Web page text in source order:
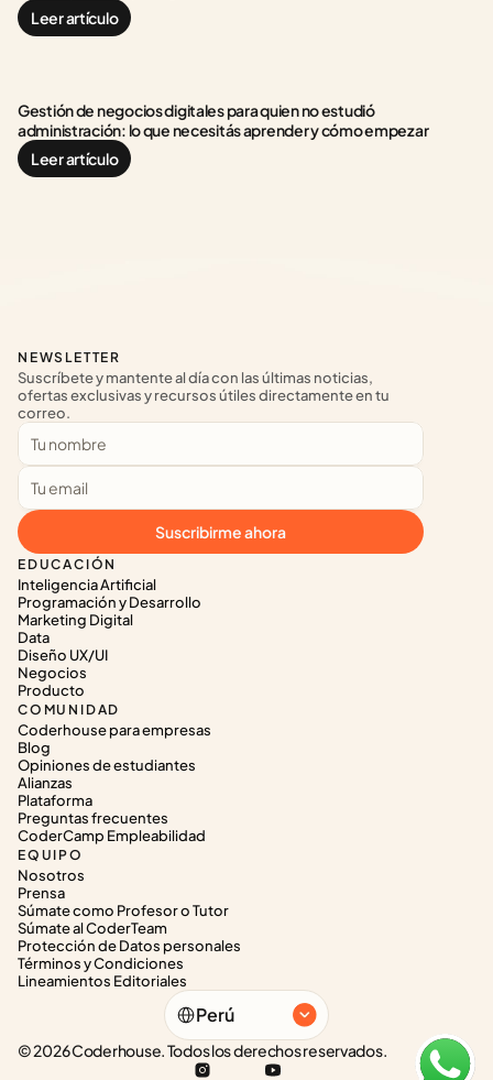
Leer artículo
Gestión de negocios digitales para quien no estudió
administración: lo que necesitás aprender y cómo empezar
Leer artículo
EDUCACIÓN
Inteligencia Artificial
Programación y Desarrollo
Marketing Digital
Data
Diseño UX/UI
Negocios
Producto
COMUNIDAD
Coderhouse para empresas
Blog
Opiniones de estudiantes
Alianzas
Plataforma
Preguntas frecuentes
CoderCamp Empleabilidad
EQUIPO
Nosotros
Prensa
Súmate como Profesor o Tutor
Súmate al CoderTeam
Protección de Datos personales
Términos y Condiciones
Lineamientos Editoriales
NEWSLETTER
Suscríbete y mantente al día con las últimas noticias,
ofertas exclusivas y recursos útiles directamente en tu
correo.
Suscribirme ahora
Select Language
Perú
© 2026 Coderhouse. Todos los derechos reservados.